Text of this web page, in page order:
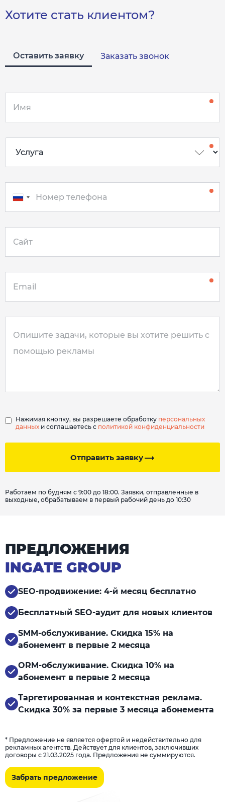
Хотите стать клиентом?
Оставить заявку Заказать звонок
Отправить заявку
Нажимая кнопку, вы разрешаете обработку персональных
данных и соглашаетесь с политикой конфиденциальности
Работаем по будням с 9:00 до 18:00. Заявки, отправленные в
выходные, обрабатываем в первый рабочий день до 10:30
ПРЕДЛОЖЕНИЯ
INGATE GROUP
SEO-продвижение: 4-й месяц бесплатно
Бесплатный SEO-аудит для новых клиентов
SMM-обслуживание. Скидка 15% на
абонемент в первые 2 месяца
ORM-обслуживание. Скидка 10% на
абонемент в первые 2 месяца
Таргетированная и контекстная реклама.
Скидка 30% за первые 3 месяца абонемента
* Предложение не является офертой и недействительно для
рекламных агентств. Действует для клиентов, заключивших
договоры с 21.03.2025 года. Предложения не суммируются.
Забрать предложение